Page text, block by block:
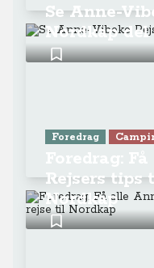
Se Anne-
Nordkap del
Foredrag
Rejsers
Nordkap